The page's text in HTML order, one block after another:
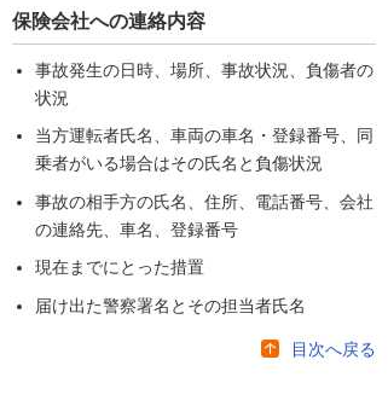
保険会社への連絡内容
事故発生の日時、場所、事故状況、負傷者の
状況
当方運転者氏名、車両の車名・登録番号、同
乗者がいる場合はその氏名と負傷状況
事故の相手方の氏名、住所、電話番号、会社
の連絡先、車名、登録番号
現在までにとった措置
届け出た警察署名とその担当者氏名
目次へ戻る